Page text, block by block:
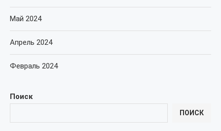
Поиск
ПОИСК
Май 2024
Апрель 2024
Февраль 2024